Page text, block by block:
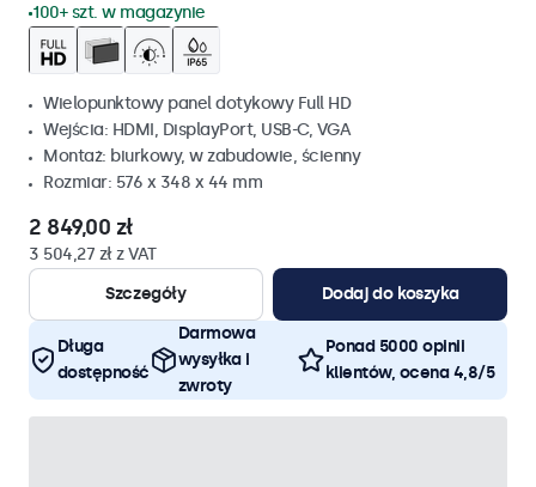
100+ szt. w magazynie
Wielopunktowy panel dotykowy Full HD
Wejścia: HDMI, DisplayPort, USB-C, VGA
Montaż: biurkowy, w zabudowie, ścienny
Rozmiar: 576 x 348 x 44 mm
2 849,00 zł
3 504,27 zł z VAT
Szczegóły
Dodaj do koszyka
Długa
dostępność
Darmowa
wysyłka i
zwroty
Ponad 5000 opinii
klientów, ocena 4,8/5